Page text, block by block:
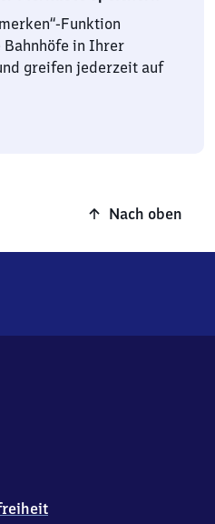
Funktion
Bahnhöfe in Ihrer
greifen jederzeit auf
Nach oben